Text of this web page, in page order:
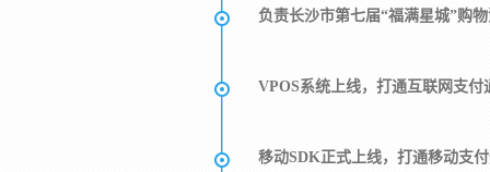
负责长沙市第七届“福满星城”购
VPOS系统上线，打通互联网支付
移动SDK正式上线，打通移动支